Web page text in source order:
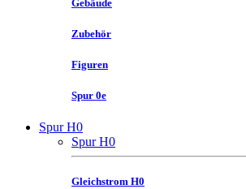
Gebäude
Zubehör
Figuren
Spur 0e
Spur H0
Spur H0
Gleichstrom H0